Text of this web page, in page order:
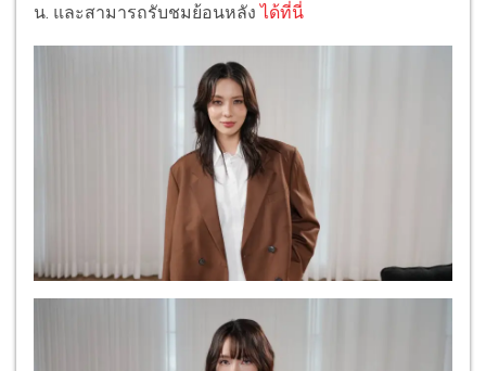
น. และสามารถรับชมย้อนหลังได้ที่นี่